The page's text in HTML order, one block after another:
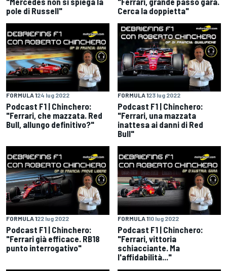
pole di Russell"
Cerca la doppietta"
FORMULA 124 lug 2022
Podcast F1 | Chinchero:
"Ferrari, che mazzata. Red
Bull, allungo definitivo?"
FORMULA 123 lug 2022
Podcast F1 | Chinchero:
"Ferrari, una mazzata
inattesa ai danni di Red
Bull"
FORMULA 122 lug 2022
Podcast F1 | Chinchero:
"Ferrari già efficace. RB18
punto interrogativo"
FORMULA 110 lug 2022
Podcast F1 | Chinchero:
"Ferrari, vittoria
schiacciante. Ma
l'affidabilità..."